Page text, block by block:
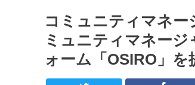
コミュニティマネー
ミュニティマネー
ォーム「OSIRO」